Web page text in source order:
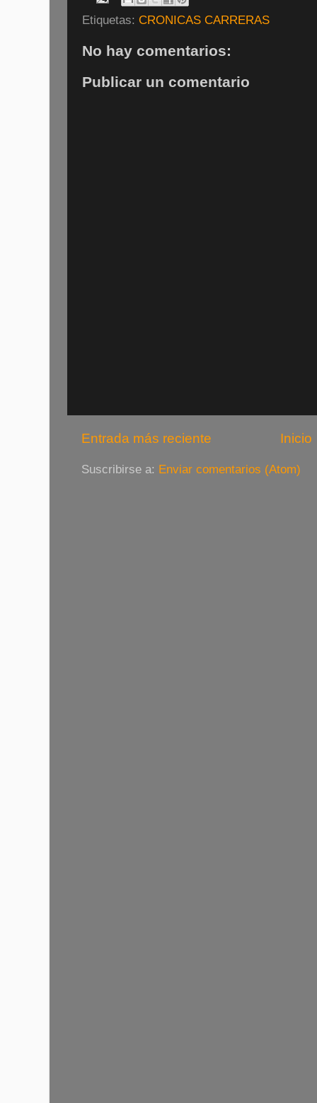
Etiquetas: CRONICAS CARRERAS
No hay comentarios:
Publicar un comentario
Entrada más reciente Inicio
Suscribirse a: Enviar comentarios (Atom)